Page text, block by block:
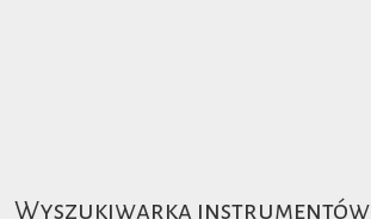
Wyszukiwarka instrumentów